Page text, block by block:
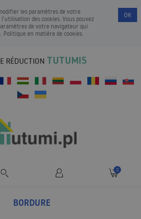
les paramètres de votre
des cookies. Vous pouvez
de votre navigateur qui
Politique en matière de cookies.
OK
RÉDUCTION TUTUMI5
0
BORDURE